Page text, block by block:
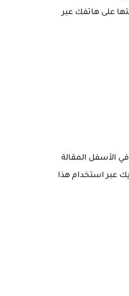
على هاتفك عبر
في الأسفل المقالة
عبر استخدام هذا